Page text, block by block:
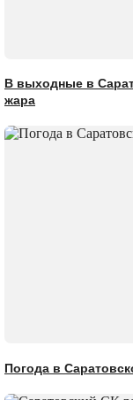
В выходные в
жара
Погода в